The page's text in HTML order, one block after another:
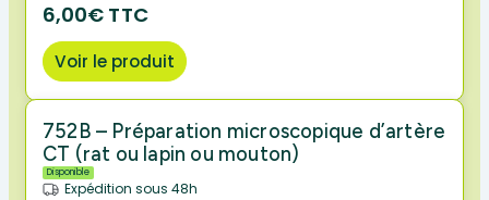
6,00€ TTC
Voir le produit
752B – Préparation microscopique d’artère
CT (rat ou lapin ou mouton)
Disponible
Expédition sous 48h